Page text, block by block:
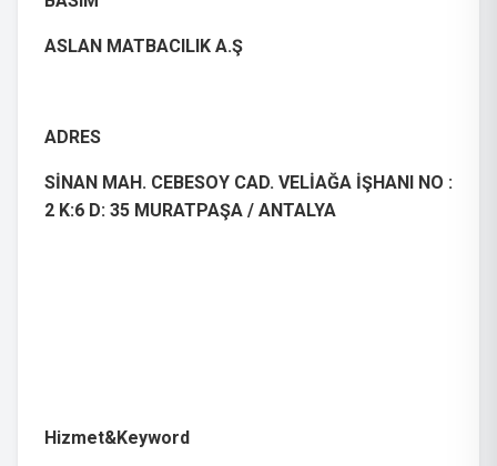
ASLAN MATBACILIK A.Ş
ADRES
SİNAN MAH. CEBESOY CAD. VELİAĞA İŞHANI NO :
2 K:6 D: 35 MURATPAŞA / ANTALYA
Hizmet&Keyword